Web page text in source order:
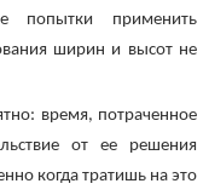
попытки применить
ширин и высот не
время, потраченное
от ее решения
когда тратишь на это